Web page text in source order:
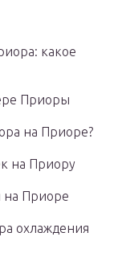
какое
Приоры
на Приоре?
на Приору
на Приоре
охлаждения